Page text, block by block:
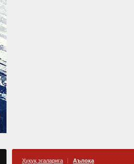
Ҳуқуқ эгаларига Аълоқа